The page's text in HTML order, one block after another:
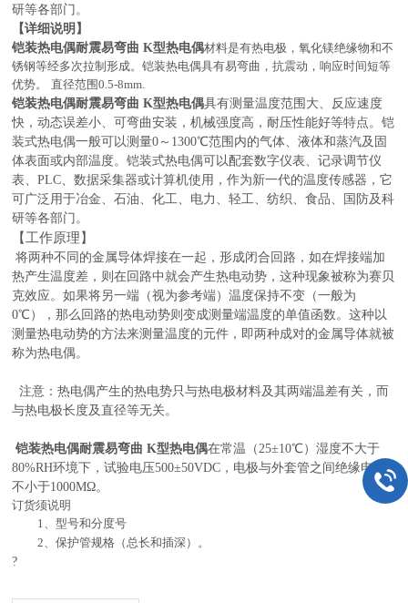
研等各部门。
【详细说明】
铠装热电偶耐震易弯曲 K型热电偶材料是有热电极，氧化镁绝缘物和不
锈钢等经多次拉制形成。铠装热电偶具有易弯曲，抗震动，响应时间短等
优势。
直径范围0.5-8mm.
铠装热电偶耐震易弯曲 K型热电偶具有测量温度范围大、反应速度
快，动态误差小、可弯曲安装，机械强度高，耐压性能好等特点。铠
装式热电偶一般可以测量0～1300℃范围内的气体、液体和蒸汽及固
体表面或内部温度。铠装式热电偶可以配套数字仪表、记录调节仪
表、PLC、数据采集器或计算机使用，作为新一代的温度传感器，它
可广泛用于冶金、石油、化工、电力、轻工、纺织、食品、国防及科
研等各部门。
【工作原理】
将两种不同的金属导体焊接在一起，形成闭合回路，如在焊接端加
热产生温度差，则在回路中就会产生热电动势，这种现象被称为赛贝
克效应。如果将另一端（视为参考端）温度保持不变（一般为
0℃），那么回路的热电动势则变成测量端温度的单值函数。这种以
测量热电动势的方法来测量温度的元件，即两种成对的金属导体就被
称为热电偶。
注意：热电偶产生的热电势只与热电极材料及其两端温差有关，而
与热电极长度及直径等无关。
铠装热电偶耐震易弯曲 K型热电偶在常温（25±10℃）湿度不大于
80%RH环境下，试验电压500±50VDC，电极与外套管之间绝缘电阻
不小于1000MΩ。
订货须说明
1、型号和分度号
2、保护管规格（总长和插深）。
?